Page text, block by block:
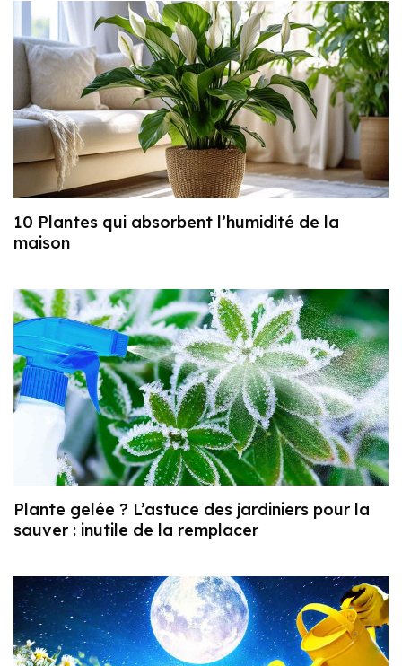
10 Plantes qui absorbent l’humidité de la
maison
Plante gelée ? L’astuce des jardiniers pour la
sauver : inutile de la remplacer